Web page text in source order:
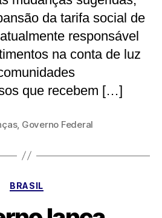
da tarifa social de
responsável
na conta de luz
que recebem […]
, Governo Federal
Categorias
BRASIL